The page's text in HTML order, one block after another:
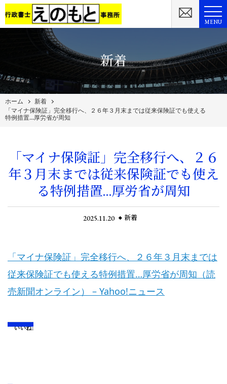
MENU
新着
ホーム
新着
「マイナ保険証」完全移行へ、２６年３月末までは従来保険証でも使える
特例措置…厚労省が周知
「マイナ保険証」完全移行へ、２６
年３月末までは従来保険証でも使え
る特例措置…厚労省が周知
2025.11.20 新着
「マイナ保険証」完全移行へ、２６年３月末までは
従来保険証でも使える特例措置…厚労省が周知（読
売新聞オンライン） – Yahoo!ニュース
いいね: